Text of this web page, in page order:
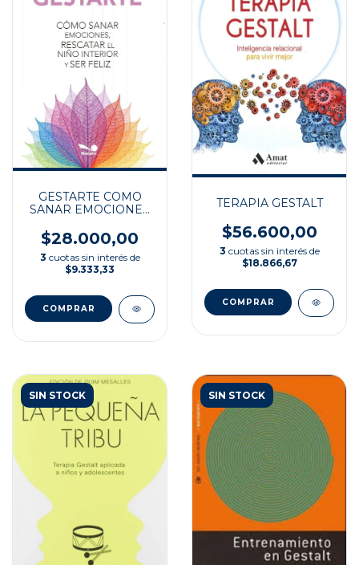
GESTARTE COMO
SANAR EMOCIONES
$28.000,00
3 cuotas sin interés de
$9.333,33
TERAPIA GESTALT
$56.600,00
3 cuotas sin interés de
$18.866,67
SIN STOCK SIN STOCK